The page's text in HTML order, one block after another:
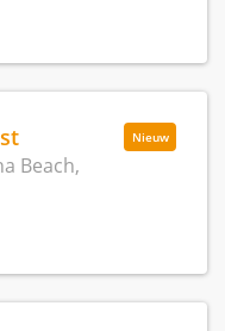
Nieuw
Beach,